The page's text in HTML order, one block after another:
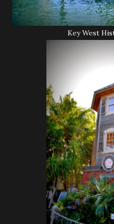
Key West